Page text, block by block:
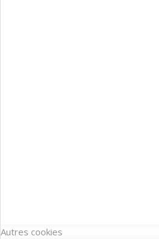
Autres cookies